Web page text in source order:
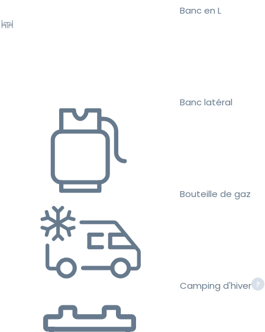
Banc en L
Banc latéral
Bouteille de gaz
Camping d'hiver